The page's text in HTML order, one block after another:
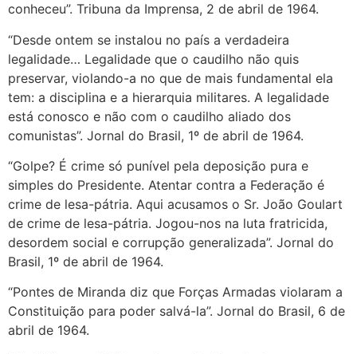
conheceu”. Tribuna da Imprensa, 2 de abril de 1964.
“Desde ontem se instalou no país a verdadeira
legalidade… Legalidade que o caudilho não quis
preservar, violando-a no que de mais fundamental ela
tem: a disciplina e a hierarquia militares. A legalidade
está conosco e não com o caudilho aliado dos
comunistas”. Jornal do Brasil, 1º de abril de 1964.
“Golpe? É crime só punível pela deposição pura e
simples do Presidente. Atentar contra a Federação é
crime de lesa-pátria. Aqui acusamos o Sr. João Goulart
de crime de lesa-pátria. Jogou-nos na luta fratricida,
desordem social e corrupção generalizada”. Jornal do
Brasil, 1º de abril de 1964.
“Pontes de Miranda diz que Forças Armadas violaram a
Constituição para poder salvá-la”. Jornal do Brasil, 6 de
abril de 1964.